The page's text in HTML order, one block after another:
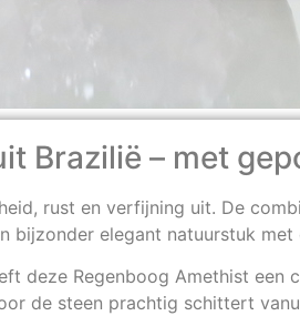
Brazilië – met
rust en verfijning uit. De
elegant natuurstuk met
deze Regenboog Amethist een
de steen prachtig schittert